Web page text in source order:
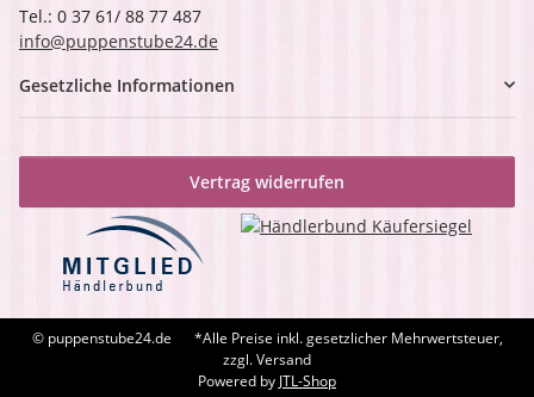
Tel.: 0 37 61/ 88 77 487
info@puppenstube24.de
Gesetzliche Informationen
Vertrag widerrufen
© puppenstube24.de
*Alle Preise inkl. gesetzlicher Mehrwertsteuer,
zzgl. Versand
Powered by JTL-Shop